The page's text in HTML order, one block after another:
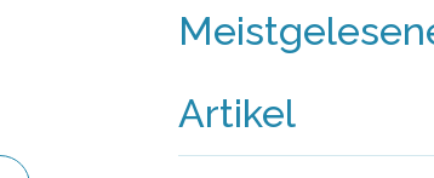
Artikel